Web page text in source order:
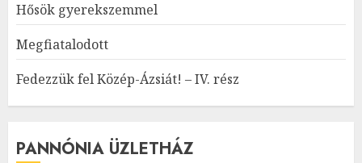
Hősök gyerekszemmel
Megfiatalodott
Fedezzük fel Közép-Ázsiát! – IV. rész
PANNÓNIA ÜZLETHÁZ